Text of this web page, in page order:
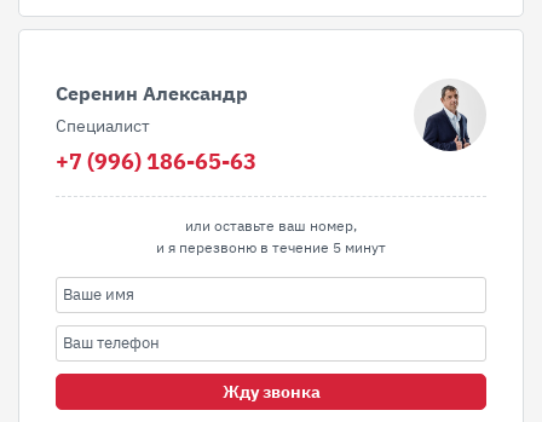
Серенин Александр
Специалист
+7 (996) 186-65-63
или оставьте ваш номер,
и я перезвоню в течение 5 минут
Жду звонка